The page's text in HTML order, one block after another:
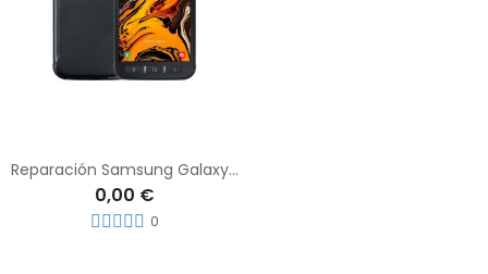
Reparación Samsung Galaxy xCover 4s
0,00 €
0